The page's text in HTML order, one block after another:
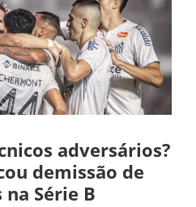
adversários?
demissão de
Série B